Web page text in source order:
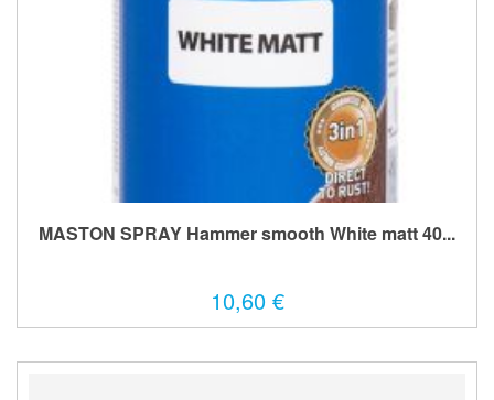
MASTON SPRAY Hammer smooth White matt 40...
10,60 €